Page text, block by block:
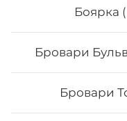
Боярка
Бровари
Бровари
Банзай
Вага: 305 г Склад: